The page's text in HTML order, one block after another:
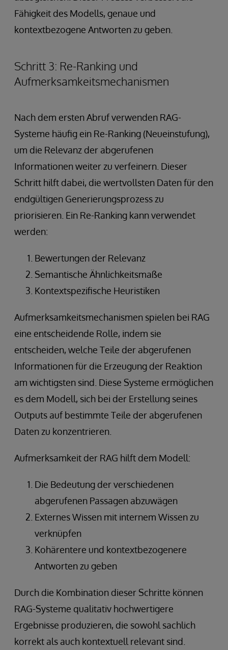
Fähigkeit des Modells, genaue und
kontextbezogene Antworten zu geben.
Schritt 3: Re-Ranking und
Aufmerksamkeitsmechanismen
Nach dem ersten Abruf verwenden RAG-
Systeme häufig ein Re-Ranking (Neueinstufung),
um die Relevanz der abgerufenen
Informationen weiter zu verfeinern. Dieser
Schritt hilft dabei, die wertvollsten Daten für den
endgültigen Generierungsprozess zu
priorisieren. Ein Re-Ranking kann verwendet
werden:
Bewertungen der Relevanz
Semantische Ähnlichkeitsmaße
Kontextspezifische Heuristiken
Aufmerksamkeitsmechanismen spielen bei RAG
eine entscheidende Rolle, indem sie
entscheiden, welche Teile der abgerufenen
Informationen für die Erzeugung der Reaktion
am wichtigsten sind. Diese Systeme ermöglichen
es dem Modell, sich bei der Erstellung seines
Outputs auf bestimmte Teile der abgerufenen
Daten zu konzentrieren.
Aufmerksamkeit der RAG hilft dem Modell:
Die Bedeutung der verschiedenen
abgerufenen Passagen abzuwägen
Externes Wissen mit internem Wissen zu
verknüpfen
Kohärentere und kontextbezogenere
Antworten zu geben
Durch die Kombination dieser Schritte können
RAG-Systeme qualitativ hochwertigere
Ergebnisse produzieren, die sowohl sachlich
korrekt als auch kontextuell relevant sind.